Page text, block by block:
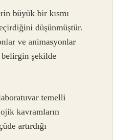
büyük bir kısmı
düşünmüştür.
ve animasyonlar
belirgin şekilde
temelli
kavramların
artırdığı